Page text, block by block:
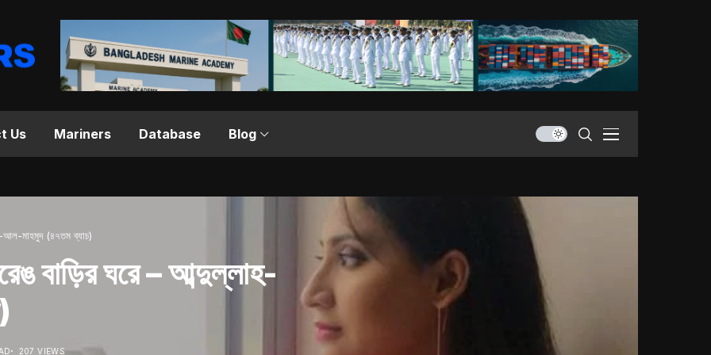
Us Mariners Database Blog
আল-মাহমুদ (৪৭তম ব্যাচ)
বাড়ির ঘরে – আব্দুল্লাহ-
207 VIEWS